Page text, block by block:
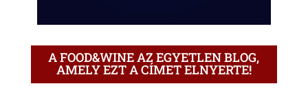
A FOOD&WINE AZ EGYETLEN BLOG,
AMELY EZT A CÍMET ELNYERTE!